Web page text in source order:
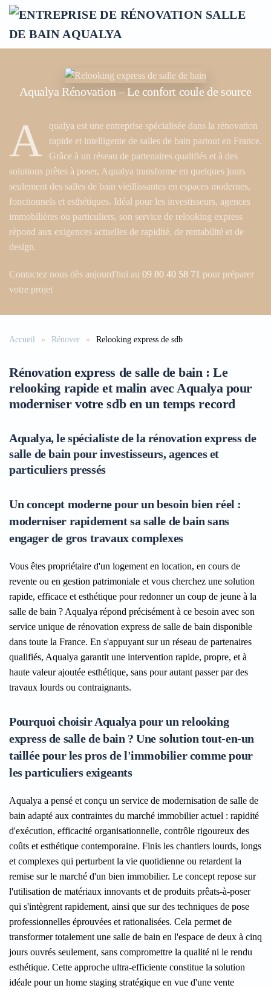
Accéder au contenu principal
Aqualya Rénovation – Le confort coule de source
A
qualya est une entreprise spécialisée dans la rénovation
rapide et intelligente de salles de bain partout en France.
Grâce à un réseau de partenaires qualifiés et à des
solutions prêtes à poser, Aqualya transforme en quelques jours
seulement des salles de bain vieillissantes en espaces modernes,
fonctionnels et esthétiques. Idéal pour les investisseurs, agences
immobilières ou particuliers, son service de relooking express
répond aux exigences actuelles de rapidité, de rentabilité et de
design.
Contactez nous dès aujourd'hui au 09 80 40 58 71 pour préparer
votre projet
Accueil Rénover Relooking express de sdb
Rénovation express de salle de bain : Le
relooking rapide et malin avec Aqualya pour
moderniser votre sdb en un temps record
Aqualya, le spécialiste de la rénovation express de
salle de bain pour investisseurs, agences et
particuliers pressés
Un concept moderne pour un besoin bien réel :
moderniser rapidement sa salle de bain sans
engager de gros travaux complexes
Vous êtes propriétaire d'un logement en location, en cours de
revente ou en gestion patrimoniale et vous cherchez une solution
rapide, efficace et esthétique pour redonner un coup de jeune à la
salle de bain ? Aqualya répond précisément à ce besoin avec son
service unique de rénovation express de salle de bain disponible
dans toute la France. En s'appuyant sur un réseau de partenaires
qualifiés, Aqualya garantit une intervention rapide, propre, et à
haute valeur ajoutée esthétique, sans pour autant passer par des
travaux lourds ou contraignants.
Pourquoi choisir Aqualya pour un relooking
express de salle de bain ? Une solution tout-en-un
taillée pour les pros de l'immobilier comme pour
les particuliers exigeants
Aqualya a pensé et conçu un service de modernisation de salle de
bain adapté aux contraintes du marché immobilier actuel : rapidité
d'exécution, efficacité organisationnelle, contrôle rigoureux des
coûts et esthétique contemporaine. Finis les chantiers lourds, longs
et complexes qui perturbent la vie quotidienne ou retardent la
remise sur le marché d'un bien immobilier. Le concept repose sur
l'utilisation de matériaux innovants et de produits prêats-à-poser
qui s'intègrent rapidement, ainsi que sur des techniques de pose
professionnelles éprouvées et rationalisées. Cela permet de
transformer totalement une salle de bain en l'espace de deux à cinq
jours ouvrés seulement, sans compromettre la qualité ni le rendu
esthétique. Cette approche ultra-efficiente constitue la solution
idéale pour un home staging stratégique en vue d'une vente